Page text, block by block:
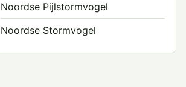
Noordse Pijlstormvogel
Noordse Stormvogel